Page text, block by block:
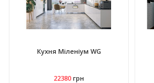
Контакти
Відгуки
Кухня Міленіум WG
22380 грн